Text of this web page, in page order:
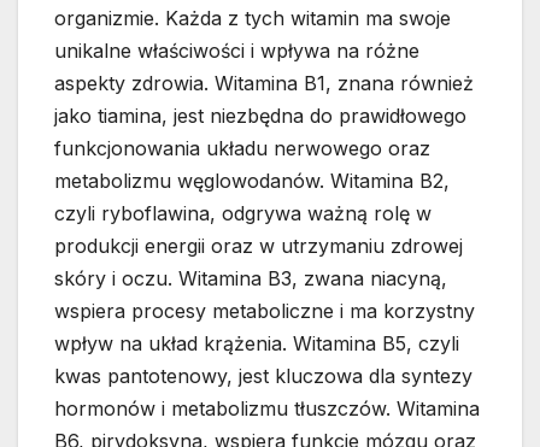
organizmie. Każda z tych witamin ma swoje
unikalne właściwości i wpływa na różne
aspekty zdrowia. Witamina B1, znana również
jako tiamina, jest niezbędna do prawidłowego
funkcjonowania układu nerwowego oraz
metabolizmu węglowodanów. Witamina B2,
czyli ryboflawina, odgrywa ważną rolę w
produkcji energii oraz w utrzymaniu zdrowej
skóry i oczu. Witamina B3, zwana niacyną,
wspiera procesy metaboliczne i ma korzystny
wpływ na układ krążenia. Witamina B5, czyli
kwas pantotenowy, jest kluczowa dla syntezy
hormonów i metabolizmu tłuszczów. Witamina
B6, pirydoksyna, wspiera funkcje mózgu oraz